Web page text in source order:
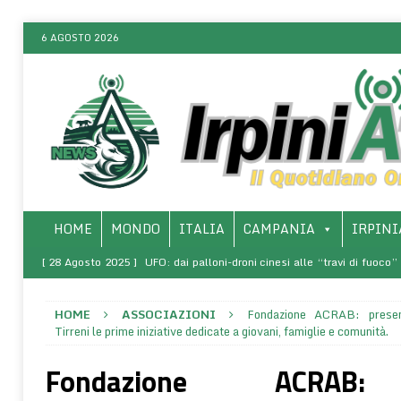
6 AGOSTO 2026
HOME MONDO ITALIA CAMPANIA
[ 28 Agosto 2025 ] UFO: dai palloni-droni cinesi alle “travi di
[ 8 Marzo 2025 ] SALERNO – Presso l’Arcidiocesi, la
[ 6 Agosto 2026 ] Il grano del futuro: il gene WUS-D1 che triplica i
HOME ASSOCIAZIONI
Fondazione ACRAB:
Tirreni le prime iniziative dedicate a giovani, famiglie e comunità.
Fondazione